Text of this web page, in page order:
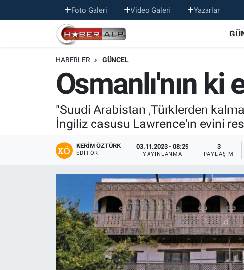
Foto Galeri Video Galeri Yazarlar
HABERLER GÜNCEL
Osmanlı'nın
"Suudi Arabistan ,Türklerden
İngiliz casusu Lawrence'ın evini
KERIM ÖZTÜRK
EDITÖR
03.11.2023 - 08:29
YAYINLANMA
3
PAYLAŞIM
Nöbetçi Eczaneler
Hava Durumu
Trafik Durumu
Süper Lig Puan Durumu ve Fikstür
Son Dakika Haberleri